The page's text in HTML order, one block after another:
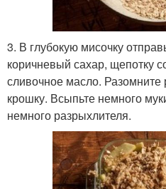
3. В глубокую мисочку
коричневый сахар, щепотку
сливочное масло.
крошку. Всыпьте немного
немного разрыхлителя.